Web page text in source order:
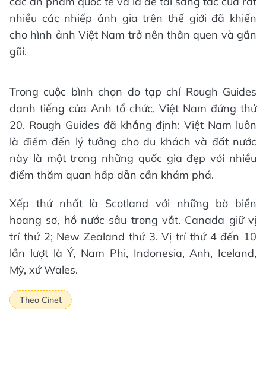
nhiều các nhiếp ảnh gia trên thế giới đã khiến
cho hình ảnh Việt Nam trở nên thân quen và gần
gũi.
Trong cuộc bình chọn do tạp chí Rough Guides
danh tiếng của Anh tổ chức, Việt Nam đứng thứ
20. Rough Guides đã khẳng định: Việt Nam luôn
là điểm đến lý tưởng cho du khách và đất nước
này là một trong những quốc gia đẹp với nhiều
điểm thăm quan hấp dẫn cần khám phá.
Xếp thứ nhất là Scotland với những bờ biển
hoang sơ, hồ nước sâu trong vắt. Canada giữ vị
trí thứ 2; New Zealand thứ 3. Vị trí thứ 4 đến 10
lần lượt là Ý, Nam Phi, Indonesia, Anh, Iceland,
Mỹ, xứ Wales.
Theo Cinet